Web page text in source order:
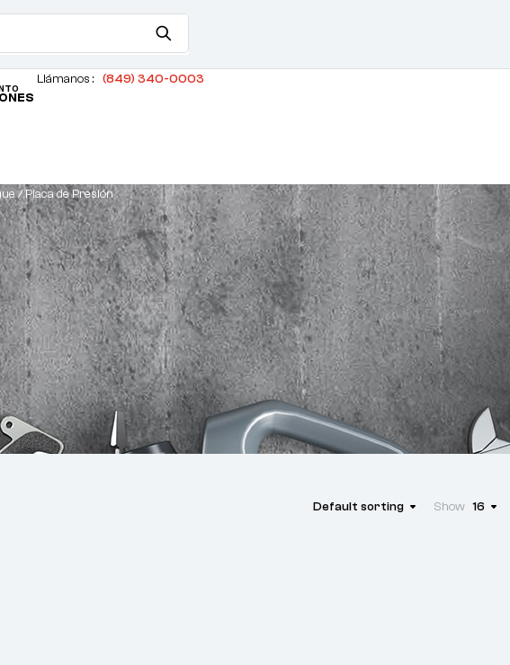
Llámanos : (849) 340-0003
/ Placa de Presión
Default sorting Show 16